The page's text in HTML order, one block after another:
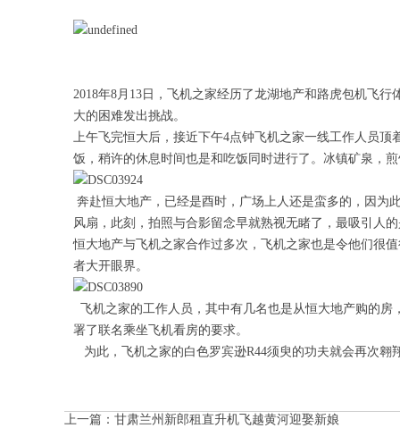
2018年8月13日，飞机之家经历了龙湖地产和路虎包机飞
大的困难发出挑战。
上午飞完恒大后，接近下午4点钟飞机之家一线工作人员
饭，稍许的休息时间也是和吃饭同时进行了。冰镇矿泉，
奔赴恒大地产，已经是酉时，广场上人还是蛮多的，因为
风扇，此刻，拍照与合影留念早就熟视无睹了，最吸引人
恒大地产与飞机之家合作过多次，飞机之家也是令他们很
者大开眼界。
飞机之家的工作人员，其中有几名也是从恒大地产购的
署了联名乘坐飞机看房的要求。
为此，飞机之家的白色罗宾逊R44须臾的功夫就会再次翱
上一篇： 甘肃兰州新郎租直升机飞越黄河迎娶新娘